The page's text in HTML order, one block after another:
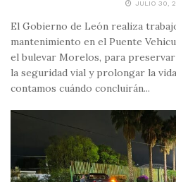
JULIO 30,
El Gobierno de León realiza
mantenimiento en el Puente
el bulevar Morelos, para
la seguridad vial y prolongar la
contamos cuándo concluirán...